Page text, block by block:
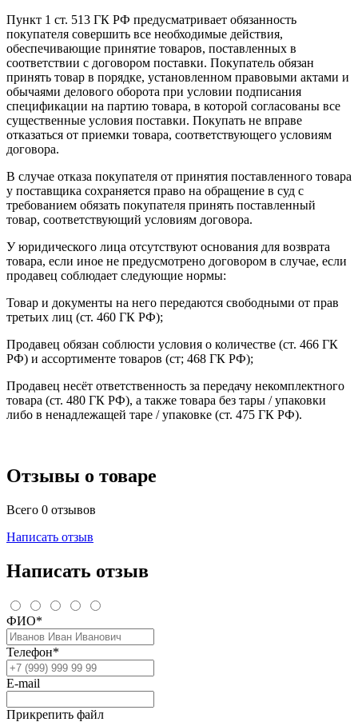
Пункт 1 ст. 513 ГК РФ предусматривает обязанность
покупателя совершить все необходимые действия,
обеспечивающие принятие товаров, поставленных в
соответствии с договором поставки. Покупатель обязан
принять товар в порядке, установленном правовыми актами и
обычаями делового оборота при условии подписания
спецификации на партию товара, в которой согласованы все
существенные условия поставки. Покупать не вправе
отказаться от приемки товара, соответствующего условиям
договора.
В случае отказа покупателя от принятия поставленного товара
у поставщика сохраняется право на обращение в суд с
требованием обязать покупателя принять поставленный
товар, соответствующий условиям договора.
У юридического лица отсутствуют основания для возврата
товара, если иное не предусмотрено договором в случае, если
продавец соблюдает следующие нормы:
Товар и документы на него передаются свободными от прав
третьих лиц (ст. 460 ГК РФ);
Продавец обязан соблюсти условия о количестве (ст. 466 ГК
РФ) и ассортименте товаров (ст; 468 ГК РФ);
Продавец несёт ответственность за передачу некомплектного
товара (ст. 480 ГК РФ), а также товара без тары / упаковки
либо в ненадлежащей таре / упаковке (ст. 475 ГК РФ).
Отзывы о товаре
Всего 0 отзывов
Написать отзыв
Написать отзыв
ФИО*
Телефон*
E-mail
Прикрепить файл